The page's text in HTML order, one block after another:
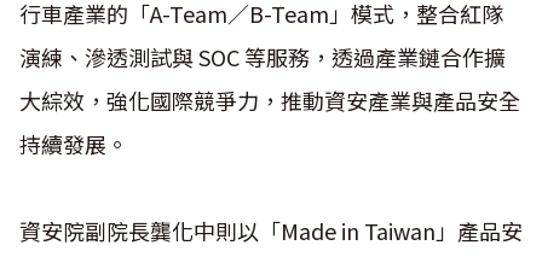
行車產業的「A-Team／B-Team」模式，整合紅隊
演練、滲透測試與 SOC 等服務，透過產業鏈合作擴
大綜效，強化國際競爭力，推動資安產業與產品安全
持續發展。
資安院副院長龔化中則以「Made in Taiwan」產品安